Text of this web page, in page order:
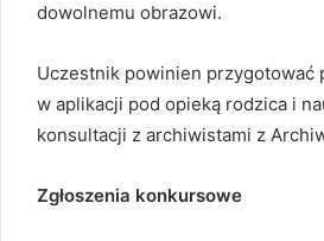
dowolnemu obrazowi.
Uczestnik powinien przygotować
w aplikacji pod opieką rodzica i
konsultacji z archiwistami z
Zgłoszenia konkursowe